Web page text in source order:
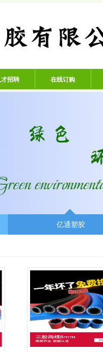
压氧气管
才招聘 在线订购
亿通塑胶